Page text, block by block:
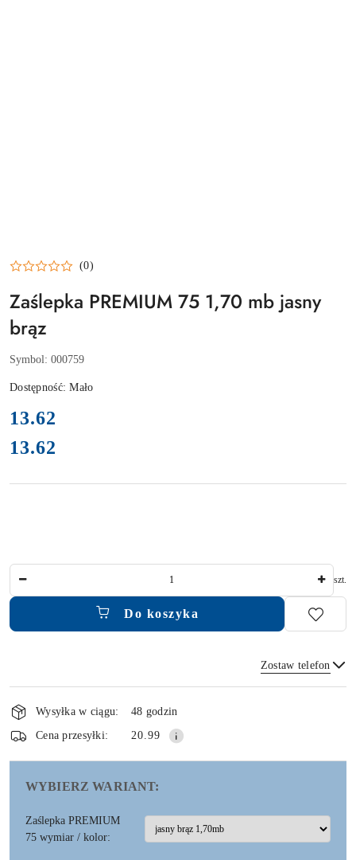
(0)
Zaślepka PREMIUM 75 1,70 mb jasny
brąz
Symbol: 000759
Dostępność:Mało
cena:
13.62
Cena:
13.62
szt.
Do koszyka
Zostaw telefon
Wyślij
Dostępność
i
dostawa
Wysyłka w ciągu:
48 godzin
Cena przesyłki:
20.99
WYBIERZ WARIANT:
Zaślepka PREMIUM
75 wymiar / kolor: